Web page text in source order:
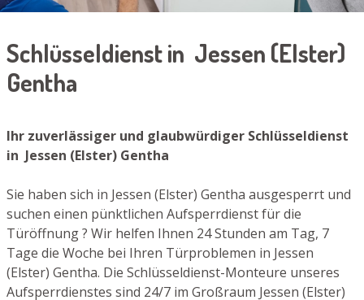
Schlüsseldienst in Jessen (Elster)
Gentha
Ihr zuverlässiger und glaubwürdiger Schlüsseldienst
in Jessen (Elster) Gentha
Sie haben sich in Jessen (Elster) Gentha ausgesperrt und
suchen einen pünktlichen Aufsperrdienst für die
Türöffnung ? Wir helfen Ihnen 24 Stunden am Tag, 7
Tage die Woche bei Ihren Türproblemen in Jessen
(Elster) Gentha. Die Schlüsseldienst-Monteure unseres
Aufsperrdienstes sind 24/7 im Großraum Jessen (Elster)